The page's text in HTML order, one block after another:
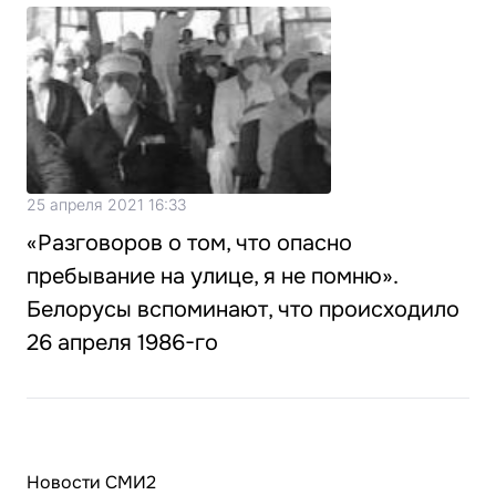
25 апреля 2021 16:33
«Разговоров о том, что опасно
пребывание на улице, я не помню».
Белорусы вспоминают, что происходило
26 апреля 1986-го
Новости СМИ2